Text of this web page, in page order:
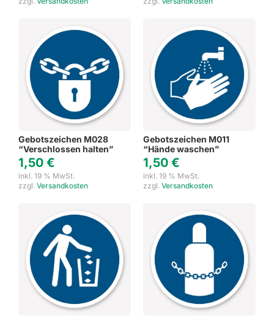
Gebotszeichen M028
“Verschlossen halten”
1,50 €
inkl. 19 % MwSt.
zzgl. Versandkosten
Gebotszeichen M011
“Hände waschen”
1,50 €
inkl. 19 % MwSt.
zzgl. Versandkosten